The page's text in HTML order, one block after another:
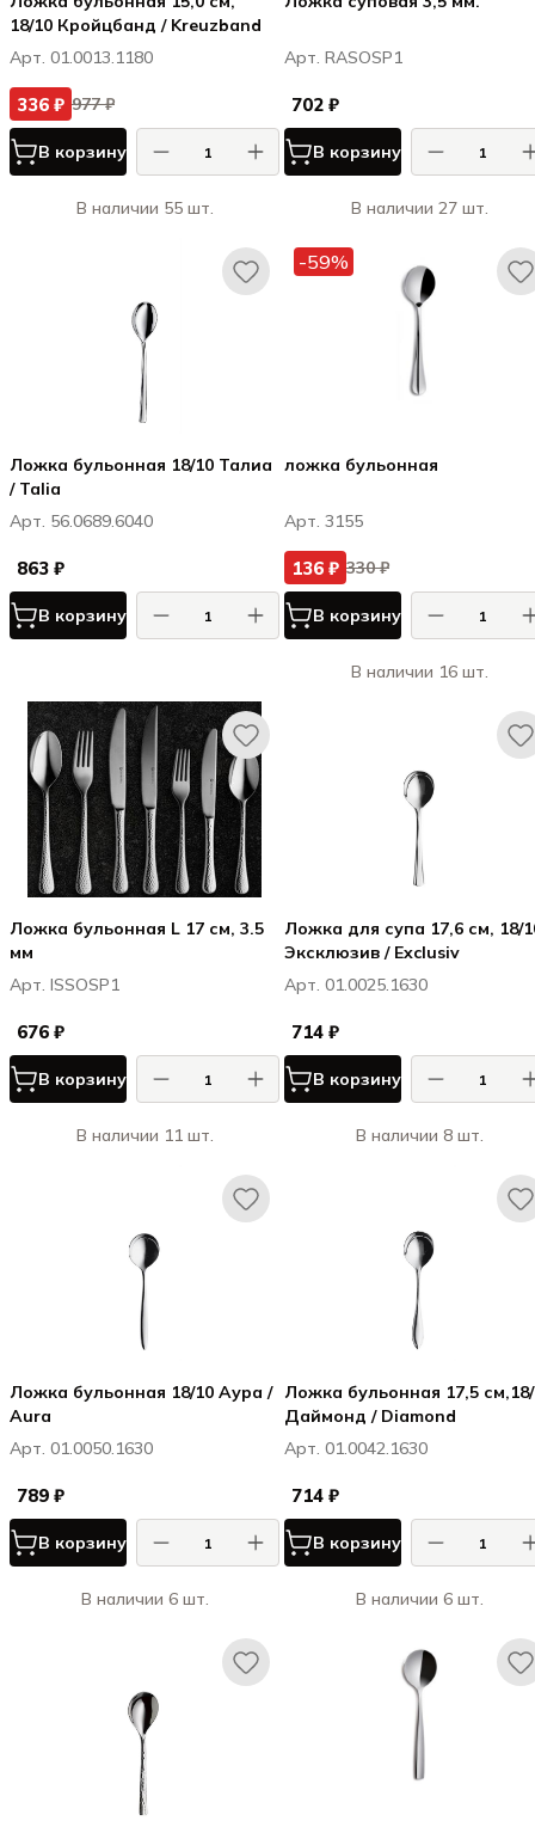
18/10 Кройцбанд / Kreuzband
Арт. 01.0013.1180
336 ₽ 977 ₽
В корзину
В наличии 55 шт.
Арт. RASOSP1
702 ₽
В корзину
В наличии 27 шт.
Ложка бульонная 18/10 Талиа
/ Talia
Арт. 56.0689.6040
863 ₽
В корзину
-59%
ложка бульонная
Арт. 3155
136 ₽ 330 ₽
В корзину
В наличии 16 шт.
Ложка бульонная L 17 см, 3.5
мм
Арт. ISSOSP1
676 ₽
В корзину
В наличии 11 шт.
Ложка для супа 17,6 см, 18/
Эксклюзив / Exclusiv
Арт. 01.0025.1630
714 ₽
В корзину
В наличии 8 шт.
Ложка бульонная 18/10 Аура /
Aura
Арт. 01.0050.1630
789 ₽
В корзину
В наличии 6 шт.
Ложка бульонная 17,5
Даймонд / Diamond
Арт. 01.0042.1630
714 ₽
В корзину
В наличии 6 шт.